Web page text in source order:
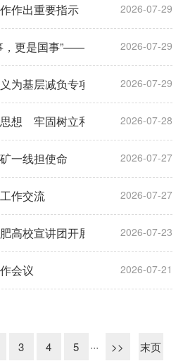
2026-07-29
作出重要指示
2026-07-29
，更是国事”——习近平总书记在上
2026-07-29
为基层减负专项工作机制办公室
2026-07-28
想 牢固树立和践行正确政绩观
2026-07-27
一线担使命
2026-07-27
作交流
2026-07-23
高校宣讲团开展“两弹一星”精神实
2026-07-21
会议
3 4 5 ··· >> 末页